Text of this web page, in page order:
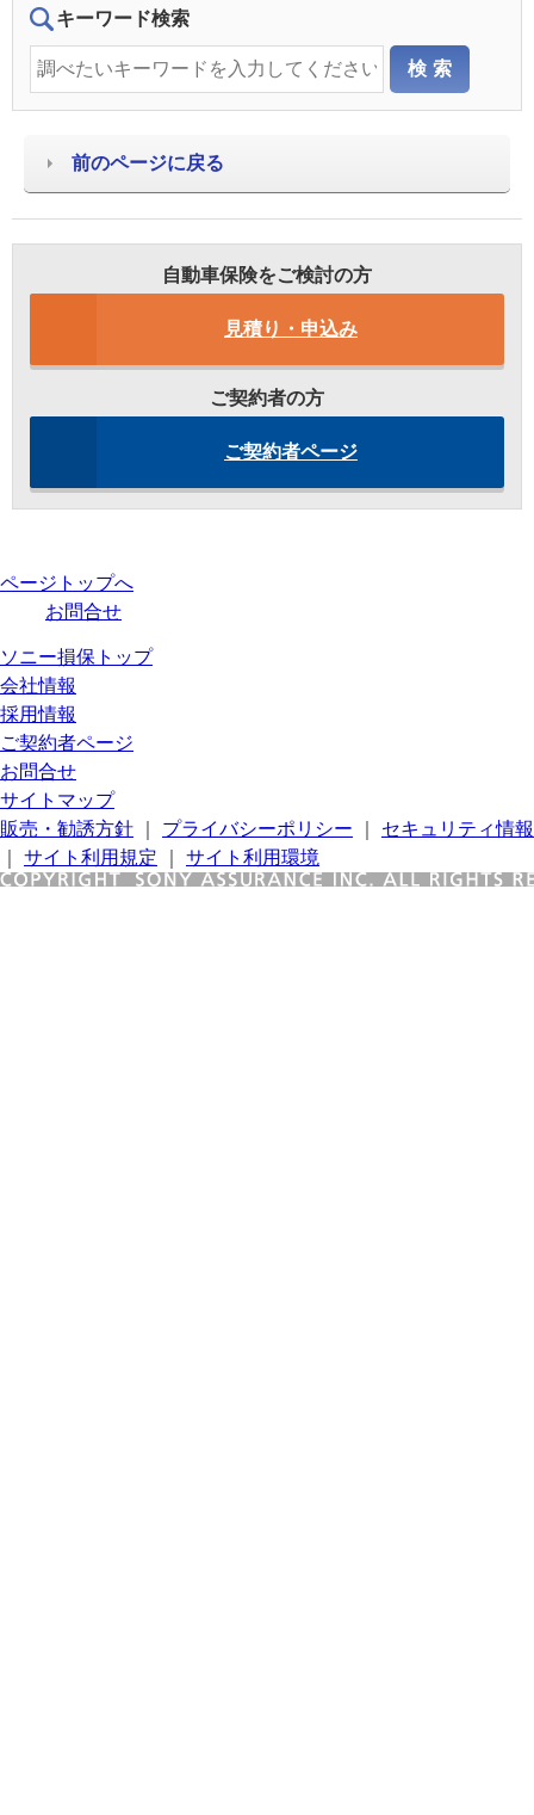
キーワード検索
前のページに戻る
自動車保険をご検討の方
見積り・申込み
ご契約者の方
ご契約者ページ
ページトップへ
お問合せ
ソニー損保トップ
会社情報
採用情報
ご契約者ページ
お問合せ
サイトマップ
販売・勧誘方針
プライバシーポリシー
セキュリティ情報
サイト利用規定 サイト利用環境